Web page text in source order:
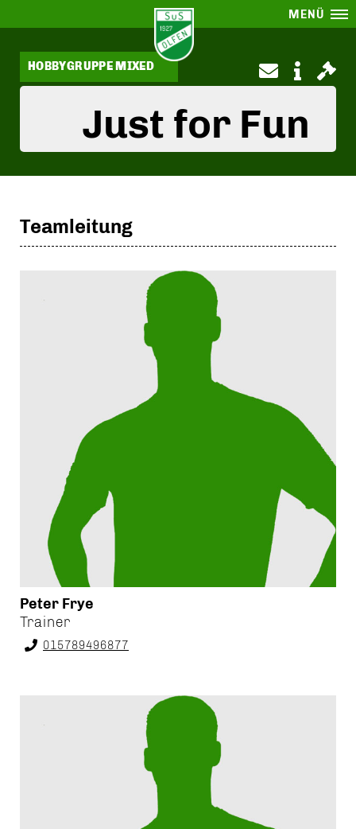
MENÜ
HOBBYGRUPPE MIXED
Just for Fun
Teamleitung
Peter Frye
Trainer
015789496877